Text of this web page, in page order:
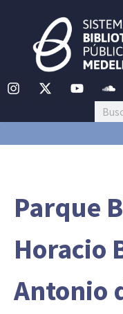
Parque
Horacio
Antonio